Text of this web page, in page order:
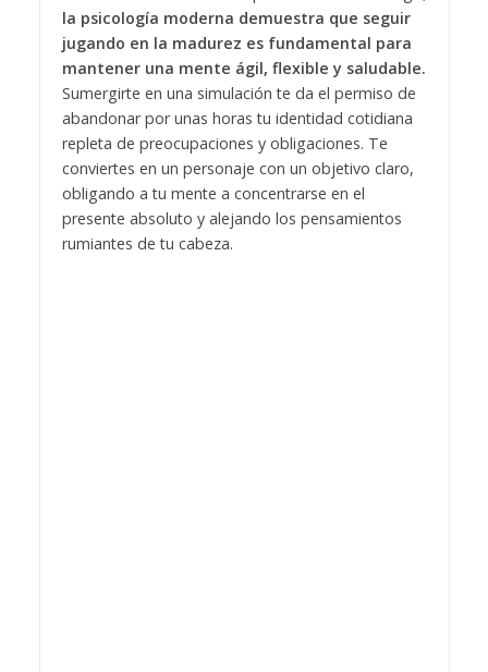
la psicología moderna demuestra que seguir
jugando en la madurez es fundamental para
mantener una mente ágil, flexible y saludable.
Sumergirte en una simulación te da el permiso de
abandonar por unas horas tu identidad cotidiana
repleta de preocupaciones y obligaciones. Te
conviertes en un personaje con un objetivo claro,
obligando a tu mente a concentrarse en el
presente absoluto y alejando los pensamientos
rumiantes de tu cabeza.